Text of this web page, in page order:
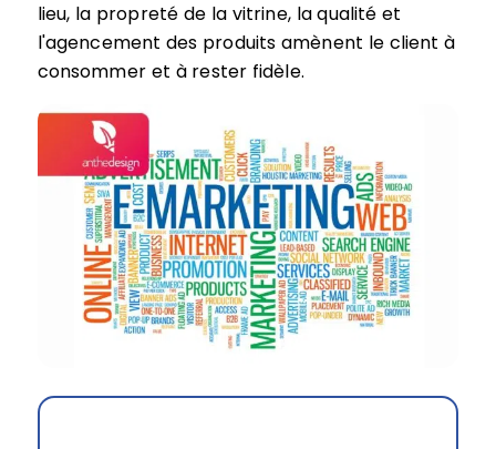
lieu, la propreté de la vitrine, la qualité et
l'agencement des produits amènent le client à
consommer et à rester fidèle.